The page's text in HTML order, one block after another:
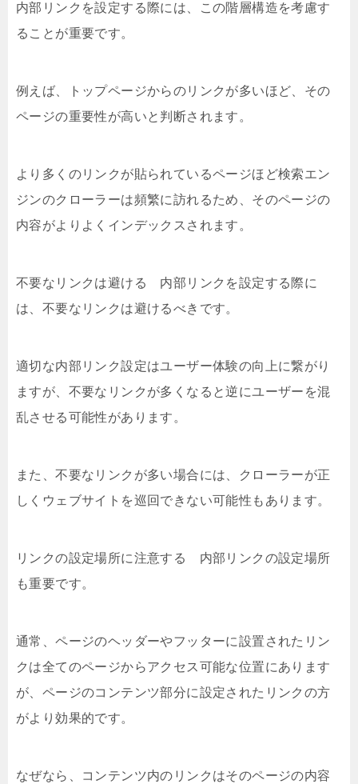
内部リンクを設定する際には、この階層構造を考慮す
ることが重要です。
例えば、トップページからのリンクが多いほど、その
ページの重要性が高いと判断されます。
より多くのリンクが貼られているページほど検索エン
ジンのクローラーは頻繁に訪れるため、そのページの
内容がよりよくインデックスされます。
不要なリンクは避ける 内部リンクを設定する際に
は、不要なリンクは避けるべきです。
適切な内部リンク設定はユーザー体験の向上に繋がり
ますが、不要なリンクが多くなると逆にユーザーを混
乱させる可能性があります。
また、不要なリンクが多い場合には、クローラーが正
しくウェブサイトを巡回できない可能性もあります。
リンクの設定場所に注意する 内部リンクの設定場所
も重要です。
通常、ページのヘッダーやフッターに設置されたリン
クは全てのページからアクセス可能な位置にあります
が、ページのコンテンツ部分に設定されたリンクの方
がより効果的です。
なぜなら、コンテンツ内のリンクはそのページの内容